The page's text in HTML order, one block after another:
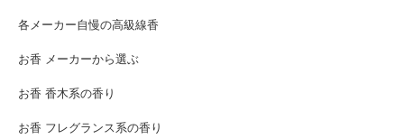
各メーカー自慢の高級線香
お香 メーカーから選ぶ
お香 香木系の香り
お香 フレグランス系の香り